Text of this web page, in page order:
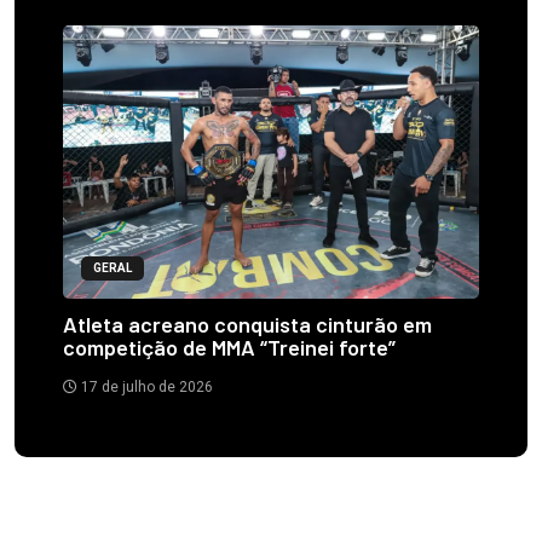
GERAL
Atleta acreano conquista cinturão em
competição de MMA “Treinei forte”
17 de julho de 2026